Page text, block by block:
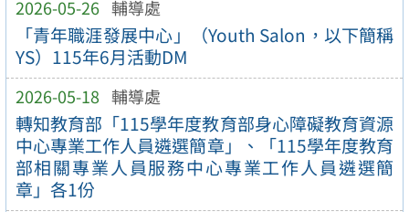
2026-05-26 輔導處
「青年職涯發展中心」（Youth Salon，以下簡稱
YS）115年6月活動DM
2026-05-18 輔導處
轉知教育部「115學年度教育部身心障礙教育資源
中心專業工作人員遴選簡章」、「115學年度教育
部相關專業人員服務中心專業工作人員遴選簡
章」各1份